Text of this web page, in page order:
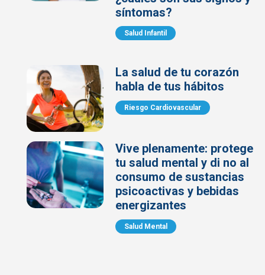
síntomas?
Salud Infantil
La salud de tu corazón
habla de tus hábitos
Riesgo Cardiovascular
Vive plenamente: protege
tu salud mental y di no al
consumo de sustancias
psicoactivas y bebidas
energizantes
Salud Mental